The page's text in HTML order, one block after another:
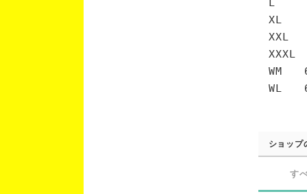
XL
WM
WL
ショップ
す